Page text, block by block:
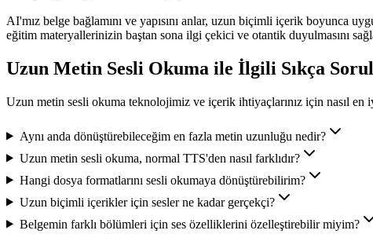
AI'mız belge bağlamını ve yapısını anlar, uzun biçimli içerik boyunca
eğitim materyallerinizin baştan sona ilgi çekici ve otantik duyulmasını
Uzun Metin Sesli Okuma ile İlgili Sıkça
Uzun metin sesli okuma teknolojimiz ve içerik ihtiyaçlarınız için nasıl en
Aynı anda dönüştürebileceğim en fazla metin uzunluğu nedir?
Uzun metin sesli okuma, normal TTS'den nasıl farklıdır?
Hangi dosya formatlarını sesli okumaya dönüştürebilirim?
Uzun biçimli içerikler için sesler ne kadar gerçekçi?
Belgemin farklı bölümleri için ses özelliklerini özelleştirebilir miyim?